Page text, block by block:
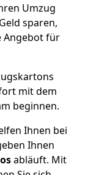
Umzug
sparen,
Angebot für
mit dem
beginnen.
Ihnen bei
Ihnen
abläuft. Mit